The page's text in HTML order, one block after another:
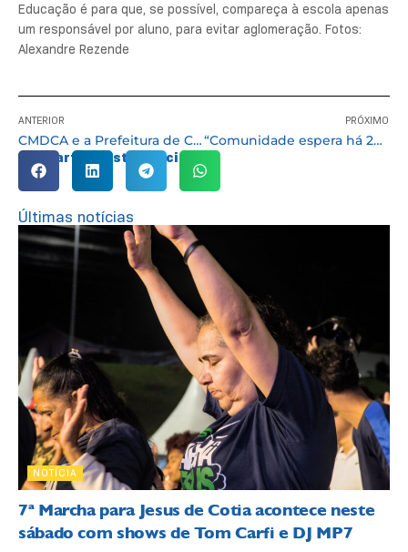
Educação é para que, se possível, compareça à escola apenas
um responsável por aluno, para evitar aglomeração. Fotos:
Alexandre Rezende
ANTERIOR
CMDCA e a Prefeitura de Cotia distribuirão mais de 28 mil cobertores para os alunos da rede municipal de ensino
PRÓXIMO
“Comunidade espera há 20 anos [pela reforma]” disse a diretora da E.M Edith dos Santos Silva
Compartilhe esta notícia:
Últimas notícias
NOTÍCIA
7ª Marcha para Jesus de Cotia acontece neste
sábado com shows de Tom Carfi e DJ MP7